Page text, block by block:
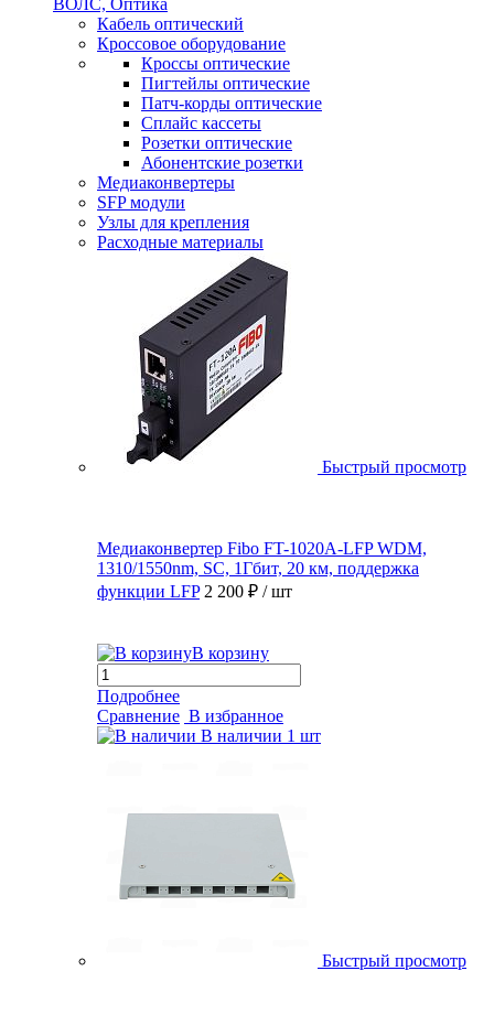
ВОЛС, Оптика
Кабель оптический
Кроссовое оборудование
Кроссы оптические
Пигтейлы оптические
Патч-корды оптические
Сплайс кассеты
Розетки оптические
Абонентские розетки
Медиаконвертеры
SFP модули
Узлы для крепления
Расходные материалы
Быстрый просмотр
Медиаконвертер Fibo FT-1020A-LFP WDM,
1310/1550nm, SC, 1Гбит, 20 км, поддержка
функции LFP 2 200 ₽ / шт
В корзину
Подробнее
Сравнение В избранное
В наличии 1 шт
Быстрый просмотр